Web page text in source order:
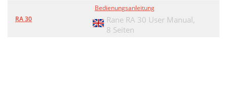
RA 30
Bedienungsanleitung
Rane RA 30 User Manual,
8 Seiten